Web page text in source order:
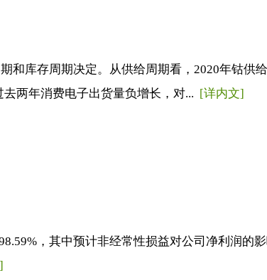
库存周期决定。从供给周期看，2020年钴供
两年消费电子出货量负增长，对... [详内文]
，其中预计非经常性损益对公司净利润的